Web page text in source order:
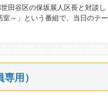
田谷区の保坂展人区長と対談し
～」という番組で、当日のテー
用）